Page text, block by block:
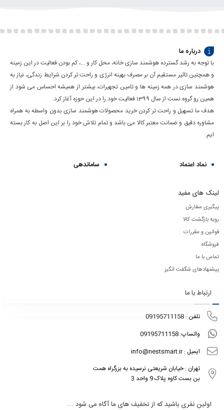
درباره ما
با توجه به رشد گسترده هوشمند سازی خانه، محل کار و ...، کم بودن فعالیت در این زمینه
و همچنین تاثیر مستقیم آن بر مصرف بهینه انرژی و راحت تر کردن شرایط زندگی، نیاز به
هوشمند سازی در همه زمینه ها و تامین تجهیرات، بیشتر از همیشه احساس می شود از
همین رو گروه نست از سال 1399 فعالیت خود را در این حوزه آغاز کرد.
هدف ما تسهیل و راحت تر کردن خرید محصولات هوشمند سازی بدون واسطه به همراه
مشاوره دقیق و ضمانت معتبر کالا می باشد و تمام تلاش خود را بر این اصل به کار بسته
ایم.
نماد اعتماد ساماندهی
لینک های مفید
پیگیری سفارش
رویه بازگشت کالا
قوانین و مقررات
فروشگاه
تماس با ما
پیشنهادهای شگفت انگیز
ارتباط با ما
تلفن : 09195711158
واتساپ: 09195711158
ایمیل : info@nestsmart.ir
تهران : خیابان شریعتی نرسیده به بزرگراه همت
بن بست کاوه پلاک 9 واحد 3
اولین نفری باشید که از تخفیف های ما آگاه می شود …